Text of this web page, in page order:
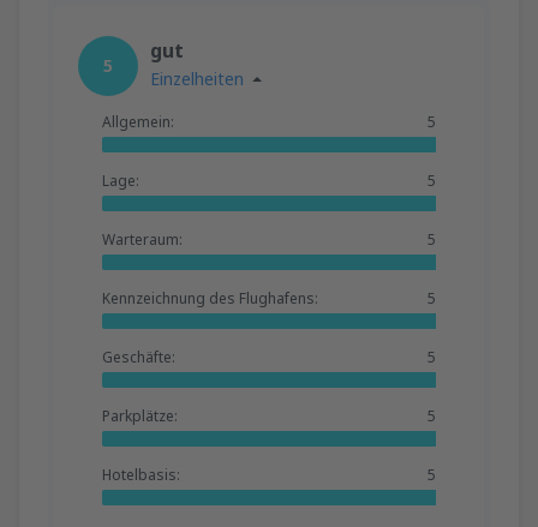
5
gut
Einzelheiten
Allgemein: 5
Lage: 5
Warteraum: 5
Kennzeichnung des Flughafens: 5
Geschäfte: 5
Parkplätze: 5
Hotelbasis: 5